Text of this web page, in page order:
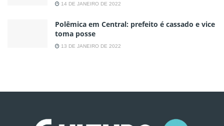
14 DE JANEIRO DE 2022
Polêmica em Central: prefeito é cassado e vice
toma posse
13 DE JANEIRO DE 2022